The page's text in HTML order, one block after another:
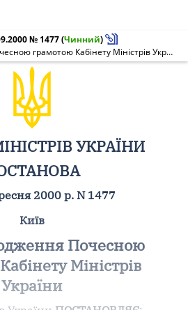
№ 1477(Чинний)
Про нагородження Почесною грамотою Кабінету Міністрів України
УКРАЇНИ
2000 р. N 1477
Київ
Почесною
Міністрів
України